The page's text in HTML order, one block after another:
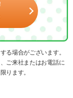
る場合がございます。
ご来社またはお電話に
ります。